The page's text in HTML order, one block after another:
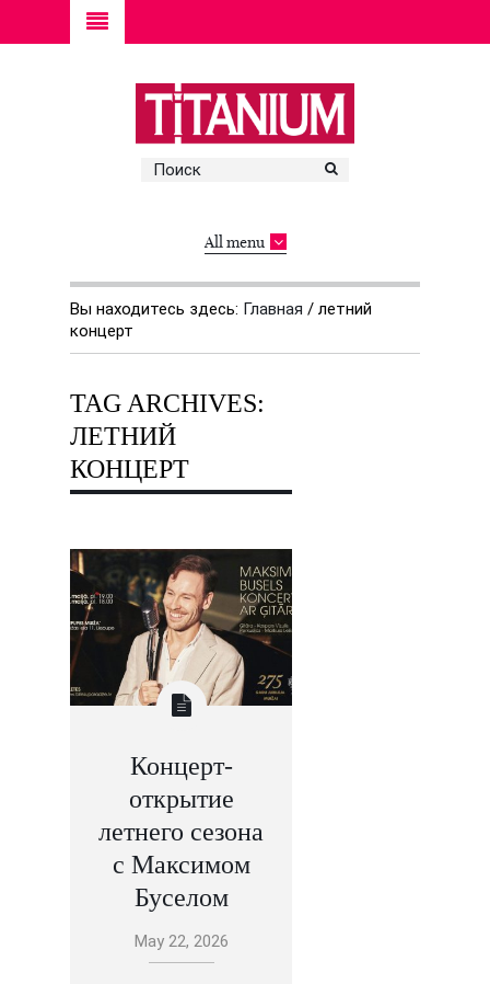
All menu
Вы находитесь здесь: Главная / летний
концерт
TAG ARCHIVES:
ЛЕТНИЙ
КОНЦЕРТ
Концерт-
открытие
летнего сезона
с Максимом
Буселом
May 22, 2026